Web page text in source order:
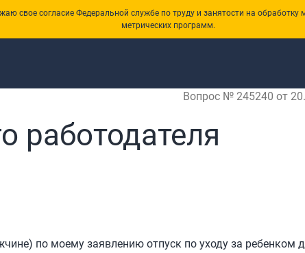
свое согласие Федеральной службе по труду и занятости на
метрических программ.
Вопрос № 245240 от
работодателя
по моему заявлению отпуск по уходу за ребенком